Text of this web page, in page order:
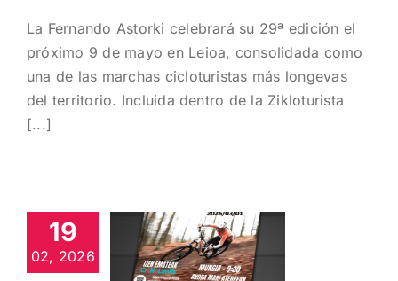
La Fernando Astorki celebrará su 29ª edición el
próximo 9 de mayo en Leioa, consolidada como
una de las marchas cicloturistas más longevas
del territorio. Incluida dentro de la Zikloturista
[...]
19
02, 2026
OPORTUNIDAD:
50
DORSALES